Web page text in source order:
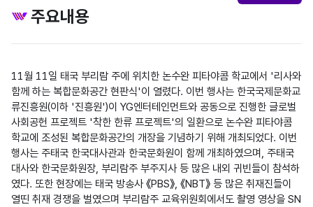
주요내용
11월 11일 태국 부리람 주에 위치한 논수완 피타야콤 학교에서 '리사와
함께 하는 복합문화공간 현판식'이 열렸다. 이번 행사는 한국국제문화교
류진흥원(이하 '진흥원')이 YG엔터테인먼트와 공동으로 진행한 글로벌
사회공헌 프로젝트 '착한 한류 프로젝트'의 일환으로 논수완 피타야콤
학교에 조성된 복합문화공간의 개장을 기념하기 위해 개최되었다. 이번
행사는 주태국 한국대사관과 한국문화원이 함께 개최하였으며, 주태국
대사와 한국문화원장, 부리람주 부주지사 등 많은 내외 귀빈들이 참석하
였다. 또한 현장에는 태국 방송사 《PBS》, 《NBT》 등 많은 취재진들이
열띤 취재 경쟁을 벌였으며 부리람주 교육위원회에서도 촬영 영상을 SN